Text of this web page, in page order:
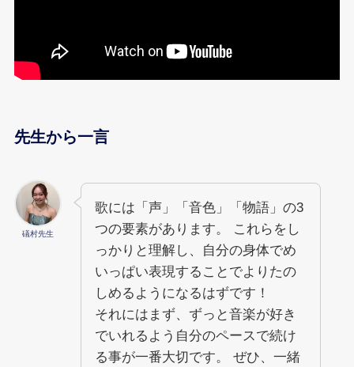
先生から一言
礒村先生
歌には「声」「音色」「物語」の3
つの要素があります。 これらをし
っかりと理解し、自分の身体でめ
いっぱい表現することでよりたの
しめるようになるはずです！
それにはまず、ずっと音楽が好き
でいれるよう自分のペースで続け
る事が一番大切です。 ぜひ、一緒